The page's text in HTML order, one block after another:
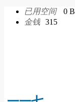
已用空间 0 B
金钱 315